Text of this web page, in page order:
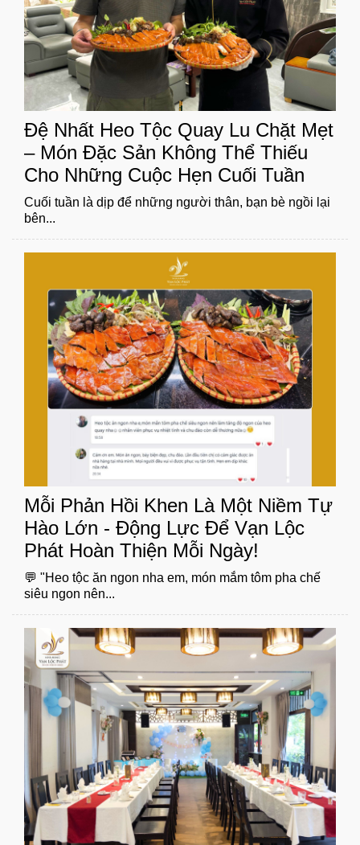
Đệ Nhất Heo Tộc Quay Lu Chặt Mẹt
– Món Đặc Sản Không Thể Thiếu
Cho Những Cuộc Hẹn Cuối Tuần
Cuối tuần là dịp để những người thân, bạn bè ngồi lại
bên...
Mỗi Phản Hồi Khen Là Một Niềm Tự
Hào Lớn - Động Lực Để Vạn Lộc
Phát Hoàn Thiện Mỗi Ngày!
💬 "Heo tộc ăn ngon nha em, món mắm tôm pha chế
siêu ngon nên...